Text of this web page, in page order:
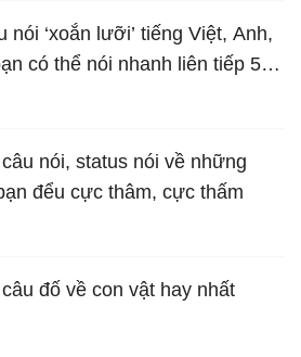
nói ‘xoắn lưỡi’ tiếng Việt, Anh,
có thể nói nhanh liên tiếp 5
nói, status nói về những
đểu cực thâm, cực thấm
đố về con vật hay nhất